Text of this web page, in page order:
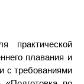
практической
плавания и
с требованиями